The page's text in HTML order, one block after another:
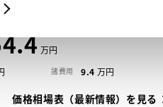
諸費用 9.4
価格相場表（最新情報）を見る